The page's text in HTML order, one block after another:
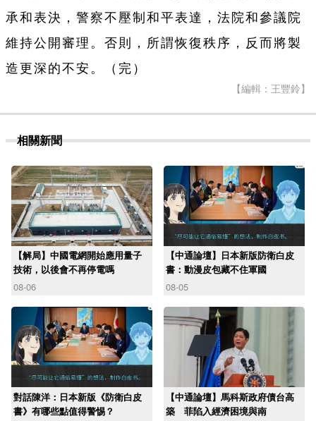
承和表決，警察不壓制和平表達，法院和參議院
維持公開審理。否則，所謂恢復秩序，反而將製
造更深的不安。（完）
【編輯：王豐鈴】
相關新聞
【解局】中國電網開始應用量子
技術，以後會不再停電嗎
08-06
【中通論壇】日本新版防衛白皮
書：動漫皮包藏不住軍國
08-05
對話陳洋：日本新版《防衛白皮
書》有哪些點值得警惕？
【中通論壇】馬科斯政府債台高
築 菲陷入經濟困境與南